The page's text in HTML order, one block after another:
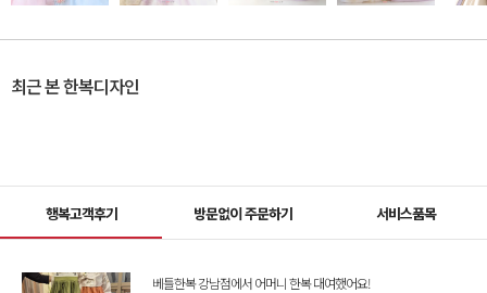
최근 본 한복디자인
행복고객후기 방문없이 주문하기 서비스품목
베틀한복 강남점에서 어머니 한복 대여했어요!